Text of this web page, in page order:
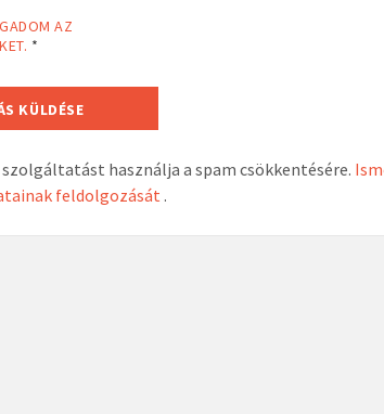
AZ
*
használja a spam csökkentésére.
feldolgozását .